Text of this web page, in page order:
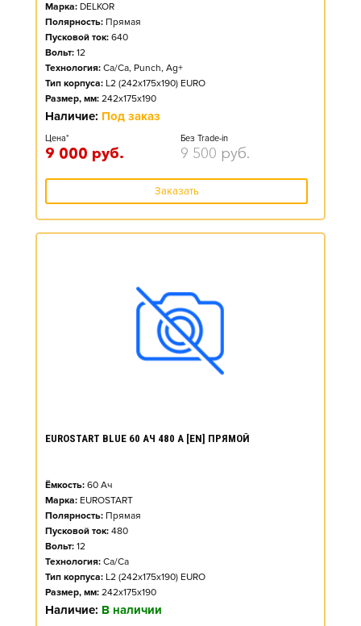
Марка: DELKOR
Полярность: Прямая
Пусковой ток: 640
Вольт: 12
Технология: Ca/Ca, Punch, Ag+
Тип корпуса: L2 (242x175x190) EURO
Размер, мм: 242x175x190
Наличие: Под заказ
Цена*
9 000 руб.
Без Trade-in
9 500 руб.
Заказать
EUROSTART BLUE 60 АЧ 480 А [EN] ПРЯМОЙ
Ёмкость: 60 Ач
Марка: EUROSTART
Полярность: Прямая
Пусковой ток: 480
Вольт: 12
Технология: Ca/Ca
Тип корпуса: L2 (242x175x190) EURO
Размер, мм: 242x175x190
Наличие: В наличии